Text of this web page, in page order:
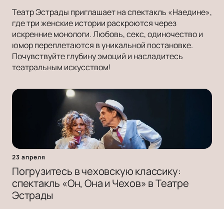
Театр Эстрады приглашает на спектакль «Наедине»,
где три женские истории раскроются через
искренние монологи. Любовь, секс, одиночество и
юмор переплетаются в уникальной постановке.
Почувствуйте глубину эмоций и насладитесь
театральным искусством!
23 апреля
Погрузитесь в чеховскую классику:
спектакль «Он, Она и Чехов» в Театре
Эстрады